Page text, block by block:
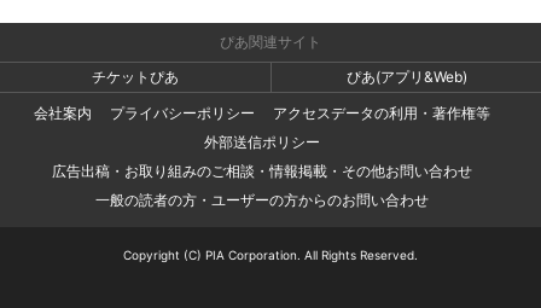
ぴあ関連サイト
チケットぴあ
ぴあ(アプリ&Web)
会社案内
プライバシーポリシー
アクセスデータの利用・著作権等
外部送信ポリシー
広告出稿・お取り組みのご相談・情報掲載・その他お問い合わせ
一般の読者の方・ユーザーの方からのお問い合わせ
Copyright (C) PIA Corporation. All Rights Reserved.